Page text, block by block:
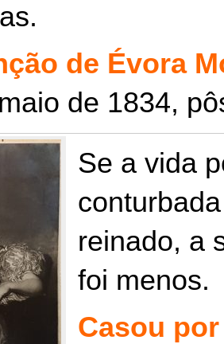
de Évora
de 1834,
Se a vida
reinado, a
foi menos.
Casou